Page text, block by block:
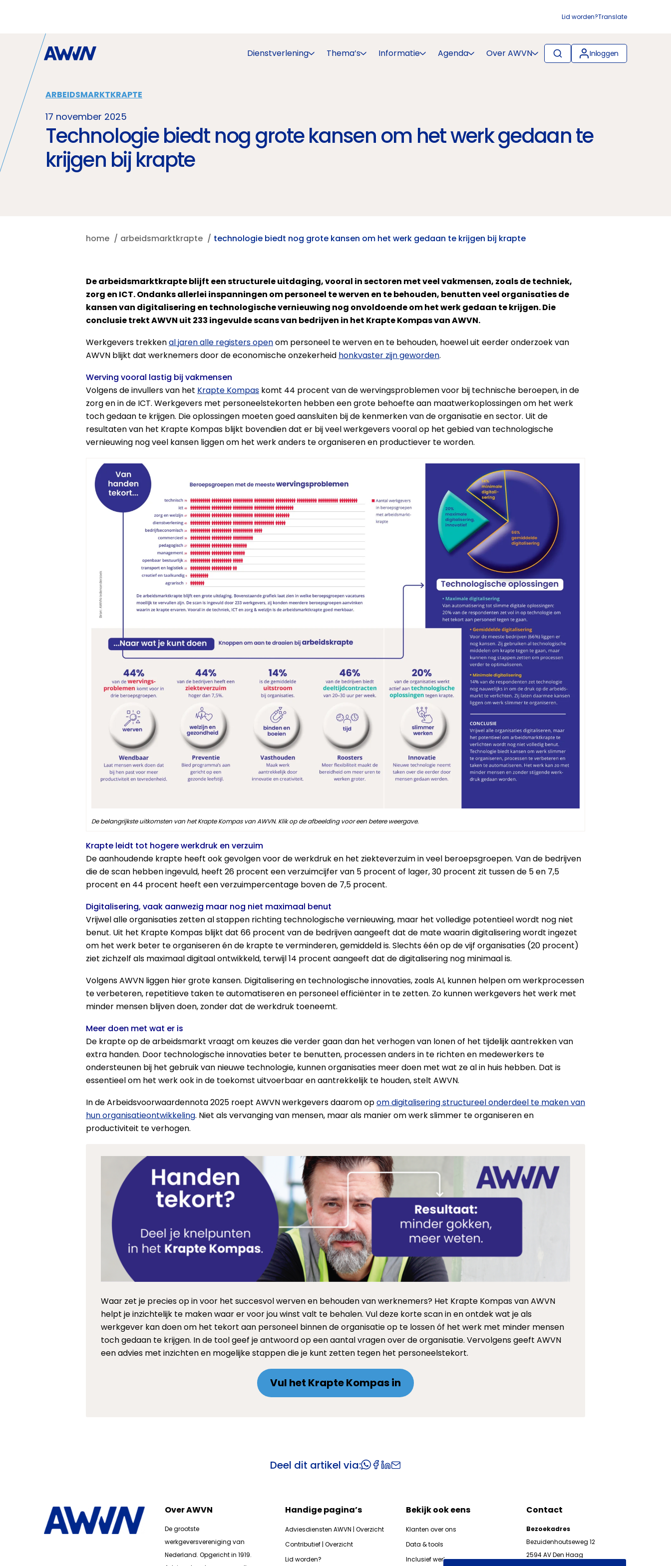
Lid worden?Translate
Dienstverlening Thema’s Informatie Agenda Over AWVN Inloggen
ARBEIDSMARKTKRAPTE
17 november 2025
Technologie biedt nog grote kansen om het werk gedaan te
krijgen bij krapte
home arbeidsmarktkrapte technologie biedt nog grote kansen om het werk gedaan te krijgen bij krapte
De arbeidsmarktkrapte blijft een structurele uitdaging, vooral in sectoren met veel vakmensen, zoals de techniek,
zorg en ICT. Ondanks allerlei inspanningen om personeel te werven en te behouden, benutten veel organisaties de
kansen van digitalisering en technologische vernieuwing nog onvoldoende om het werk gedaan te krijgen. Die
conclusie trekt AWVN uit 233 ingevulde scans van bedrijven in het Krapte Kompas van AWVN.
Werkgevers trekkenal jaren alle registers openom personeel te werven en te behouden, hoewel uit eerder onderzoek van
AWVN blijkt dat werknemers door de economische onzekerheid honkvaster zijn geworden.
Werving vooral lastig bij vakmensen
Volgens de invullers van het Krapte Kompas komt 44 procent van de wervingsproblemen voor bij technische beroepen, in de
zorg en in de ICT. Werkgevers met personeelstekorten hebben een grote behoefte aan maatwerkoplossingen om het werk
toch gedaan te krijgen. Die oplossingen moeten goed aansluiten bij de kenmerken van de organisatie en sector. Uit de
resultaten van het Krapte Kompas blijkt bovendien dat er bij veel werkgevers vooral op het gebied van technologische
vernieuwing nog veel kansen liggen om het werk anders te organiseren en productiever te worden.
De belangrijkste uitkomsten van het Krapte Kompas van AWVN. Klik op de afbeelding voor een betere weergave.
Krapte leidt tot hogere werkdruk en verzuim
De aanhoudende krapte heeft ook gevolgen voor de werkdruk en het ziekteverzuim in veel beroepsgroepen. Van de bedrijven
die de scan hebben ingevuld, heeft 26 procent een verzuimcijfer van 5 procent of lager, 30 procent zit tussen de 5 en 7,5
procent en 44 procent heeft een verzuimpercentage boven de 7,5 procent.
Digitalisering, vaak aanwezig maar nog niet maximaal benut
Vrijwel alle organisaties zetten al stappen richting technologische vernieuwing, maar het volledige potentieel wordt nog niet
benut. Uit het Krapte Kompas blijkt dat 66 procent van de bedrijven aangeeft dat de mate waarin digitalisering wordt ingezet
om het werk beter te organiseren én de krapte te verminderen, gemiddeld is. Slechts één op de vijf organisaties (20 procent)
ziet zichzelf als maximaal digitaal ontwikkeld, terwijl 14 procent aangeeft dat de digitalisering nog minimaal is.
Volgens AWVN liggen hier grote kansen. Digitalisering en technologische innovaties, zoals AI, kunnen helpen om werkprocessen
te verbeteren, repetitieve taken te automatiseren en personeel efficiënter in te zetten. Zo kunnen werkgevers het werk met
minder mensen blijven doen, zonder dat de werkdruk toeneemt.
Meer doen met wat er is
De krapte op de arbeidsmarkt vraagt om keuzes die verder gaan dan het verhogen van lonen of het tijdelijk aantrekken van
extra handen. Door technologische innovaties beter te benutten, processen anders in te richten en medewerkers te
ondersteunen bij het gebruik van nieuwe technologie, kunnen organisaties meer doen met wat ze al in huis hebben. Dat is
essentieel om het werk ook in de toekomst uitvoerbaar en aantrekkelijk te houden, stelt AWVN.
In de Arbeidsvoorwaardennota 2025 roept AWVN werkgevers daarom opom digitalisering structureel onderdeel te maken van
hun organisatieontwikkeling. Niet als vervanging van mensen, maar als manier om werk slimmer te organiseren en
productiviteit te verhogen.
Waar zet je precies op in voor het succesvol werven en behouden van werknemers? Het Krapte Kompas van AWVN
helpt je inzichtelijk te maken waar er voor jou winst valt te behalen. Vul deze korte scan in en ontdek wat je als
werkgever kan doen om het tekort aan personeel binnen de organisatie op te lossen óf het werk met minder mensen
toch gedaan te krijgen. In de tool geef je antwoord op een aantal vragen over de organisatie. Vervolgens geeft AWVN
een advies met inzichten en mogelijke stappen die je kunt zetten tegen het personeelstekort.
Vul het Krapte Kompas in
Deel dit artikel via:
Over AWVN
De grootste
werkgeversvereniging van
Nederland. Opgericht in 1919.
Handige pagina’s
Adviesdiensten AWVN | Overzicht
Contributief | Overzicht
Lid worden?
Bekijk ook eens
Klanten over ons
Data & tools
Inclusief werkgeven
Contact
Bezoekadres
Bezuidenhoutseweg 12
2594 AV Den Haag